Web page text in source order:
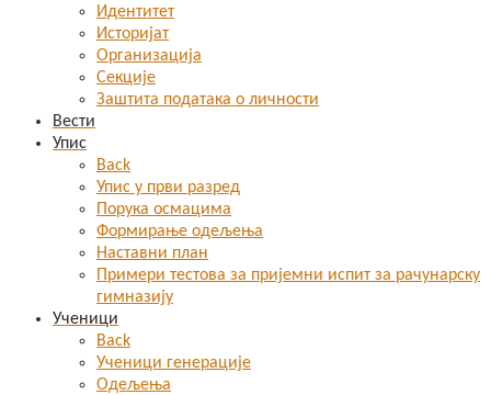
Идентитет
Историјат
Организација
Секције
Заштита података о личности
Вести
Упис
Back
Упис у први разред
Порука осмацима
Формирање одељења
Наставни план
Примери тестова за пријемни испит за рачунарску
гимназију
Ученици
Back
Ученици генерације
Одељења